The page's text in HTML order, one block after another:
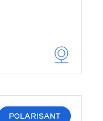
POLARISANT